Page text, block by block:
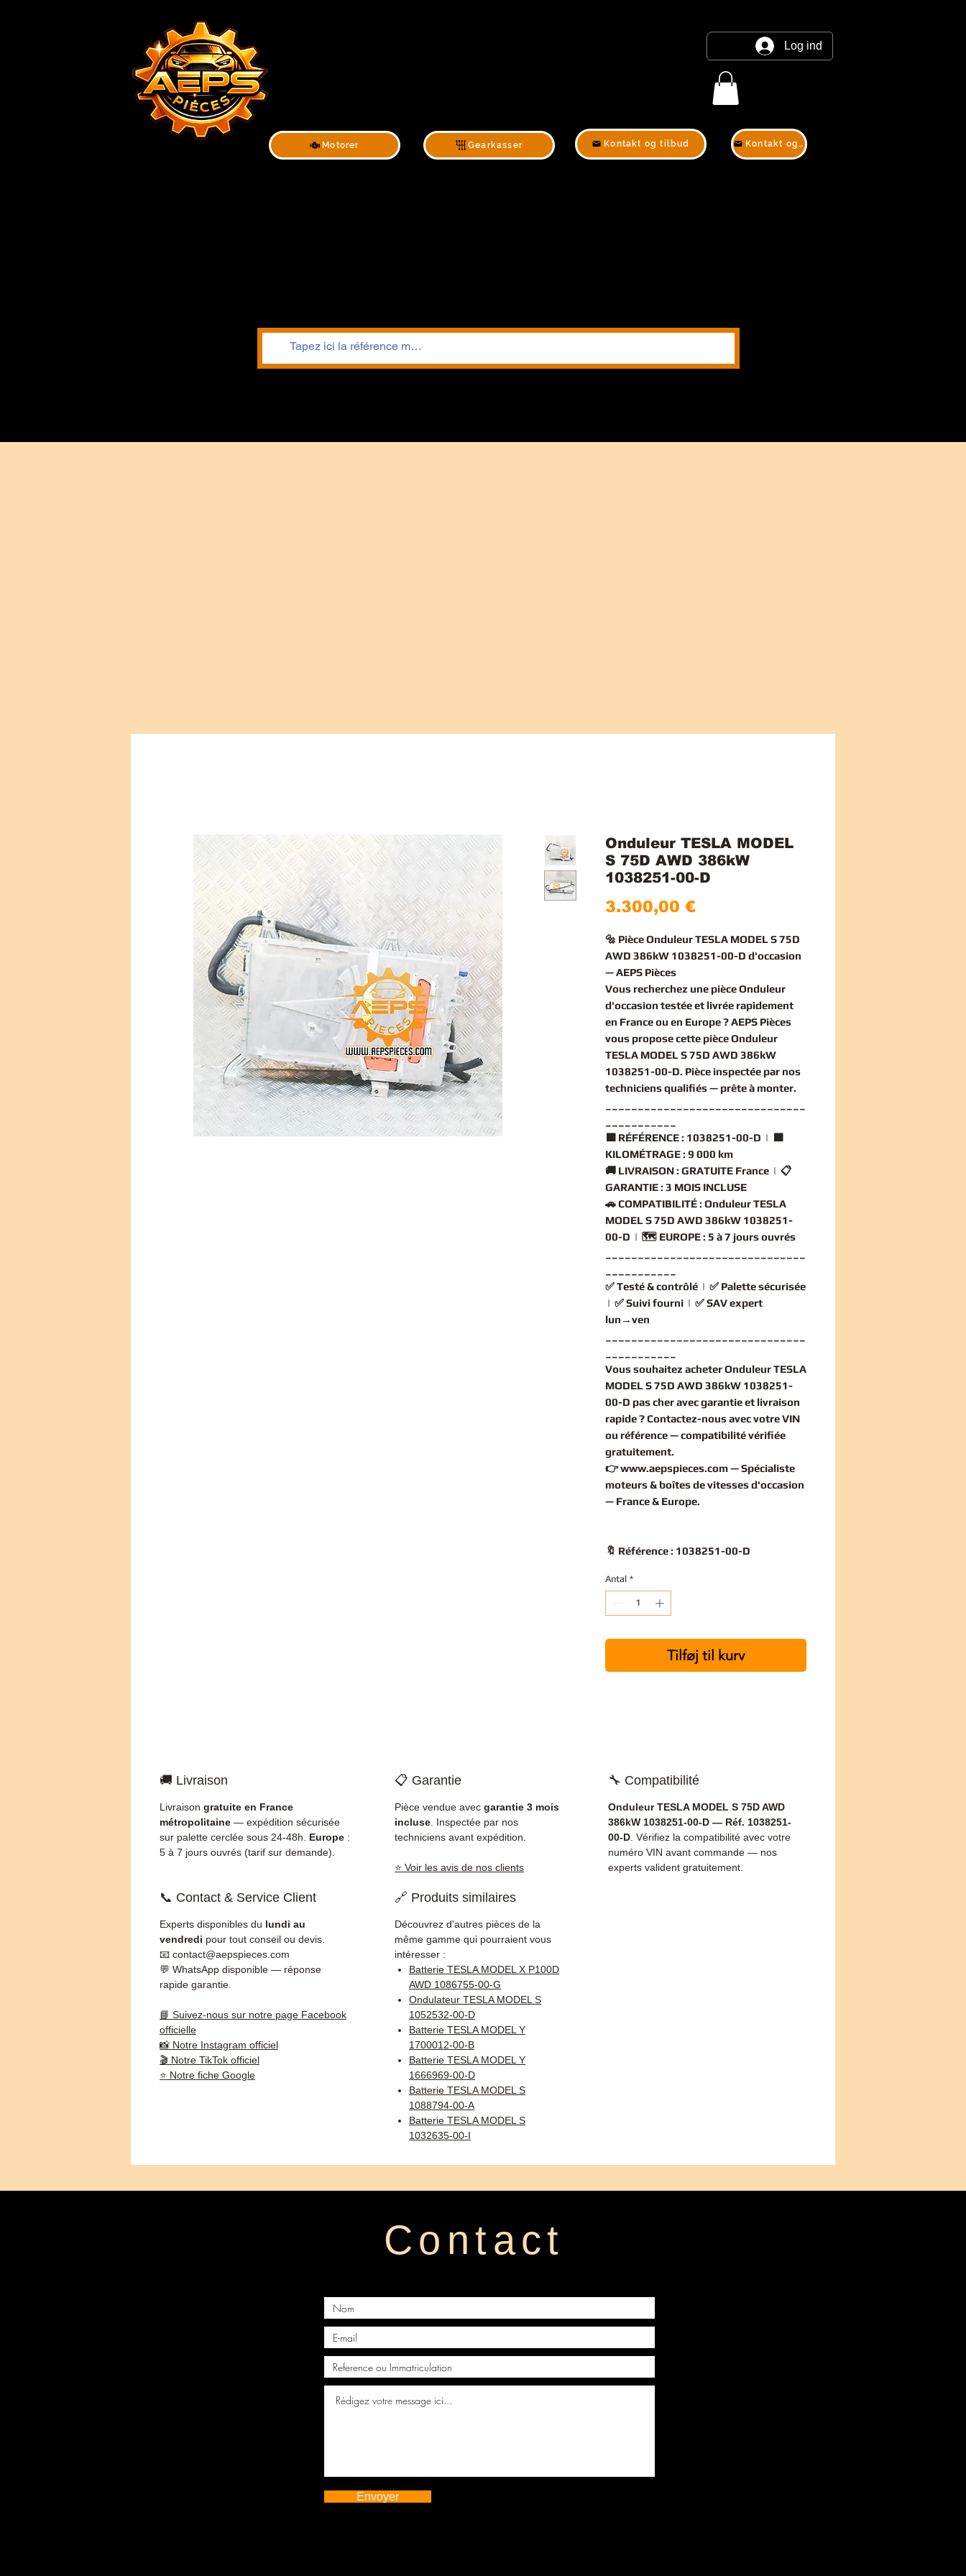
Motorer Gearkasser
Log ind
Kontakt og tilbud Kontakt og tilbud
Onduleur TESLA MODEL
S 75D AWD 386kW
1038251-00-D
3.300,00 €Pris
🔩 Pièce Onduleur TESLA MODEL S 75D
AWD 386kW 1038251-00-D d'occasion
— AEPS Pièces
Vous recherchez une pièce Onduleur
d'occasion testée et livrée rapidement
en France ou en Europe ? AEPS Pièces
vous propose cette pièce Onduleur
TESLA MODEL S 75D AWD 386kW
1038251-00-D. Pièce inspectée par nos
techniciens qualifiés — prête à monter.
🟧 RÉFÉRENCE : 1038251-00-D | 🟧
KILOMÉTRAGE : 9 000 km
🚚 LIVRAISON : GRATUITE France | 📋
GARANTIE : 3 MOIS INCLUSE
🚗COMPATIBILITÉ : Onduleur TESLA
MODEL S 75D AWD 386kW 1038251-
00-D | 🗺️ EUROPE : 5 à 7 jours ouvrés
✅Testé & contrôlé | ✅ Palette sécurisée
| ✅Suivi fourni | ✅SAV expert
lun→ven
Vous souhaitez acheter Onduleur TESLA
MODEL S 75D AWD 386kW 1038251-
00-D pas cheravec garantie et livraison
rapide ? Contactez-nous avec votre VIN
ou référence — compatibilité vérifiée
gratuitement.
👉www.aepspieces.com— Spécialiste
moteurs & boîtes de vitesses d'occasion
— France & Europe.
🔖 Référence : 1038251-00-D
Antal *
Tilføj til kurv
🚚 Livraison
Livraison gratuite en France
métropolitaine — expédition sécurisée
sur palette cerclée sous 24-48h. Europe :
5 à 7 jours ouvrés (tarif sur demande).
📋 Garantie
Pièce vendue avec garantie 3 mois
incluse . Inspectée par nos
techniciens avant expédition.
⭐ Voir les avis de nos clients
🔧 Compatibilité
Onduleur TESLA MODEL S 75D AWD
386kW 1038251-00-D — Réf. 1038251-
00-D . Vérifiez la compatibilité avec votre
numéro VIN avant commande — nos
experts valident gratuitement.
📞 Contact & Service Client
Experts disponibles du lundi au
vendredi pour tout conseil ou devis.
📧 contact@aepspieces.com
💬 WhatsApp disponible — réponse
rapide garantie.
📘 Suivez-nous sur notre page Facebook
officielle
📸 Notre Instagram officiel
🎬 Notre TikTok officiel
⭐ Notre fiche Google
🔗 Produits similaires
Découvrez d'autres pièces de la
même gamme qui pourraient vous
intéresser :
Batterie TESLA MODEL X P100D
AWD 1086755-00-G
Ondulateur TESLA MODEL S
1052532-00-D
Batterie TESLA MODEL Y
1700012-00-B
Batterie TESLA MODEL Y
1666969-00-D
Batterie TESLA MODEL S
1088794-00-A
Batterie TESLA MODEL S
1032635-00-I
Contact
Envoyer